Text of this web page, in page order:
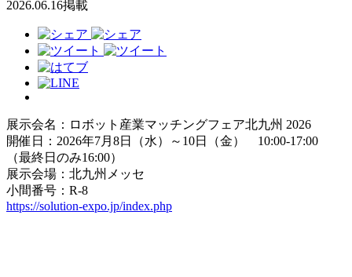
2026.06.16掲載
展示会名：ロボット産業マッチングフェア北九州 2026
開催日：2026年7月8日（水）～10日（金） 10:00-17:00
（最終日のみ16:00）
展示会場：北九州メッセ
小間番号：R-8
https://solution-expo.jp/index.php